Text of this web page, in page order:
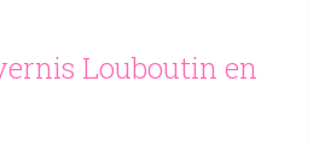
Louboutin en